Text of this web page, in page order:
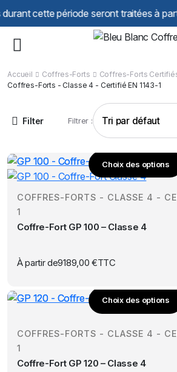
cette période seront traitées à
Accueil Coffres-Forts
Coffres-Forts
Coffres-Forts - Classe 4 - Certifié EN 1143-1
Filter Filtrer :
Choix des options
Ce
produit
a
variations.
options
être
choisies
sur
la
du
COFFRES-FORTS - CLASSE 4 -
1
Coffre-Fort GP 100 – Classe 4
À partir de9189,00 €TTC
Choix des options
Ce
a
variations.
COFFRES-FORTS - CLASSE 4 -
1
Coffre-Fort GP 120 – Classe 4
Panneau de gestion des cookies